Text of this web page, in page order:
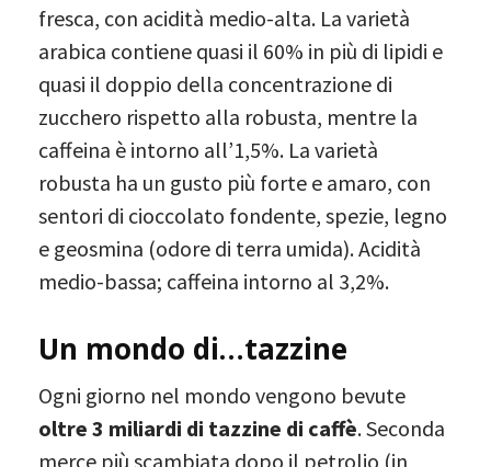
fresca, con acidità medio-alta. La varietà
arabica contiene quasi il 60% in più di lipidi e
quasi il doppio della concentrazione di
zucchero rispetto alla robusta, mentre la
caffeina è intorno all’1,5%. La varietà
robusta ha un gusto più forte e amaro, con
sentori di cioccolato fondente, spezie, legno
e geosmina (odore di terra umida). Acidità
medio-bassa; caffeina intorno al 3,2%.
Un mondo di…tazzine
Ogni giorno nel mondo vengono bevute
oltre 3 miliardi di tazzine di caffè. Seconda
merce più scambiata dopo il petrolio (in